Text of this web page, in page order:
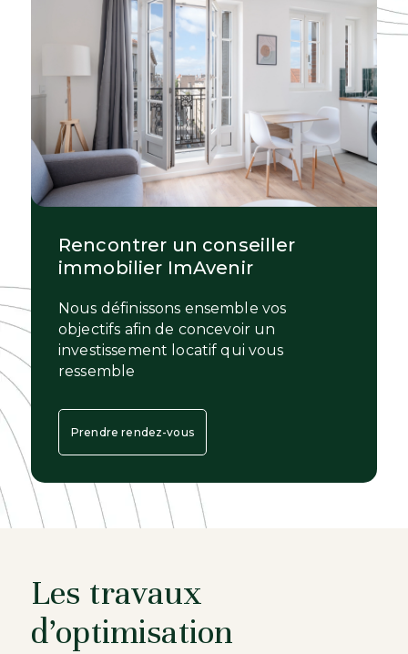
Rencontrer un conseiller
immobilier ImAvenir
Nous définissons ensemble vos
objectifs afin de concevoir un
investissement locatif qui vous
ressemble
Prendre rendez-vous
Les travaux
d’optimisation